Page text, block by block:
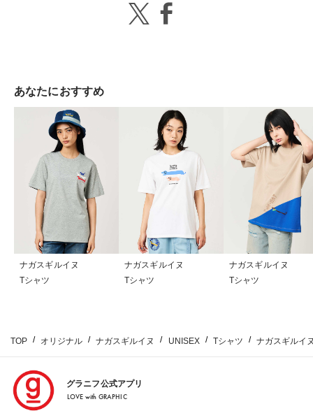
あなたにおすすめ
ナガスギルイヌ
Tシャツ
ナガスギルイヌ
Tシャツ
ナガスギルイヌ
Tシャツ
TOP オリジナル ナガスギルイヌ UNISEX Tシャツ ナガスギルイ
グラニフ公式アプリ
LOVE with GRAPHIC